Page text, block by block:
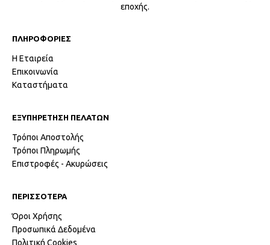
εποχής.
ΠΛΗΡΟΦΟΡΙΕΣ
Η Εταιρεία
Επικοινωνία
Καταστήματα
ΕΞΥΠΗΡΕΤΗΣΗ ΠΕΛΑΤΩΝ
Τρόποι Αποστολής
Τρόποι Πληρωμής
Επιστροφές - Ακυρώσεις
ΠΕΡΙΣΣΟΤΕΡΑ
Όροι Χρήσης
Προσωπικά Δεδομένα
Πολιτική Cookies